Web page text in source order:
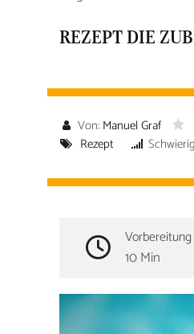
REZEPT DIE
Von: Manuel Graf
Rezept
Vorbereitung
10 Min